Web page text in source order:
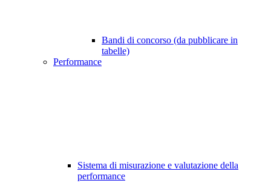
Bandi di concorso (da pubblicare in
tabelle)
Performance
Sistema di misurazione e valutazione della
performance